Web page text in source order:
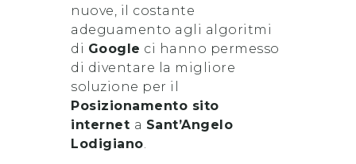
nuove, il costante
adeguamento agli algoritmi
di Google ci hanno permesso
di diventare la migliore
soluzione per il
Posizionamento sito
internet a Sant’Angelo
Lodigiano